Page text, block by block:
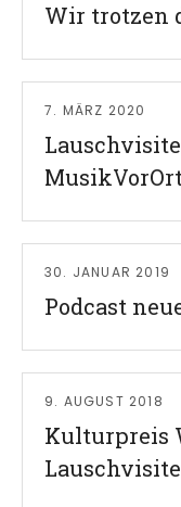
Wir trotzen
7. MÄRZ 2020
Read More
Podcast
30. JANUAR 2019
Kulturpreis
Lauschvisite
9. AUGUST 2018